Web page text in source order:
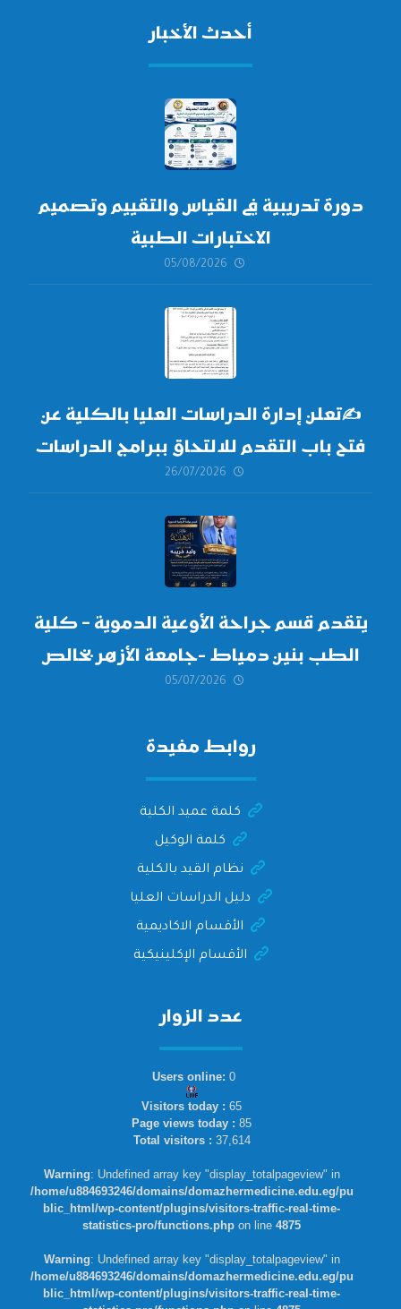
أحدث الأخبار
دورة تدريبية في القياس والتقييم وتصميم
الاختبارات الطبية
05/08/2026
✍تعلن إدارة الدراسات العليا بالكلية عن
فتح باب التقدم للالتحاق ببرامج الدراسات
العليا لدورة
أكتوبر 2026،
26/07/2026
يتقدم قسم جراحة الأوعية الدموية – كلية
الطب بنين دمياط -جامعة الأزهر بخالص
التهنئة وأصدق الأمنيات إلى الأستاذ
05/07/2026
روابط مفيدة
كلمة عميد الكلية
كلمة الوكيل
نظام القيد بالكلية
دليل الدراسات العليا
الأقسام الاكاديمية
الأقسام الإكلينيكية
عدد الزوار
Users online: 0
Visitors today : 65
Page views today : 85
Total visitors : 37,614
Warning: Undefined array key "display_totalpageview" in
/home/u884693246/domains/domazhermedicine.edu.eg/pu
blic_html/wp-content/plugins/visitors-traffic-real-time-
statistics-pro/functions.php on line 4875
Warning: Undefined array key "display_totalpageview" in
/home/u884693246/domains/domazhermedicine.edu.eg/pu
blic_html/wp-content/plugins/visitors-traffic-real-time-